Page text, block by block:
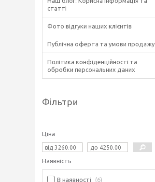
статті
Фото відгуки наших клієнтів
Публічна оферта та умови продажу
Політика конфіденційності та
обробки персональних даних
Фільтри
Ціна
Наявність
В наявності 6